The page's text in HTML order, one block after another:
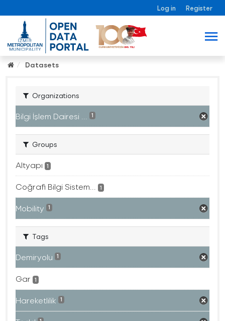
Log in Register
Datasets
Organizations
Bilgi İşlem Dairesi ... 1
Groups
Altyapı 1
Coğrafi Bilgi Sistem... 1
Mobility 1
Tags
Demiryolu 1
Gar 1
Hareketlilik 1